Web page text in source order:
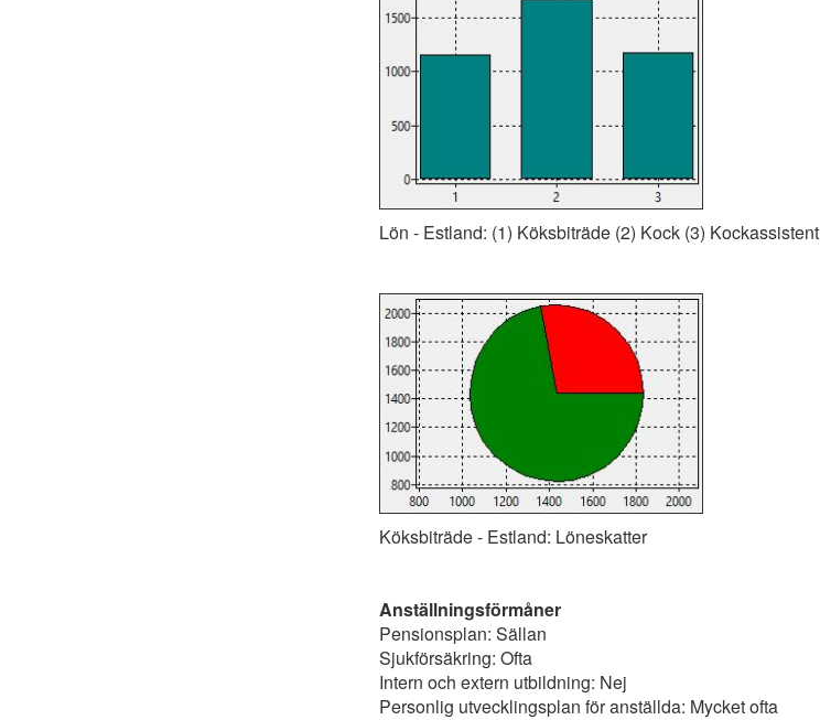
Lön - Estland: (1) Köksbiträde (2) Kock (3) Kockassistent
Köksbiträde - Estland: Löneskatter
Anställningsförmåner
Pensionsplan: Sällan
Sjukförsäkring: Ofta
Intern och extern utbildning: Nej
Personlig utvecklingsplan för anställda: Mycket ofta